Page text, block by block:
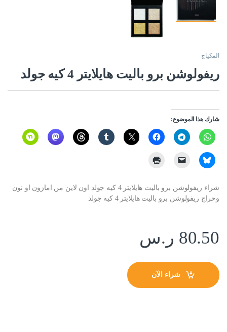
المكياج
ريفولوشن برو باليت هايلايتر 4 كيه جولد
شارك هذا الموضوع:
شراء ريفولوشن برو باليت هايلايتر 4 كيه جولد اون لاين من امازون او نون
وحراج ريفولوشن برو باليت هايلايتر 4 كيه جولد
80.50 ر.س
شراء الآن